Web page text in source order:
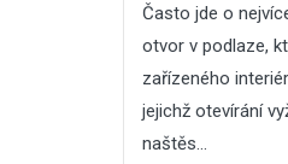
Často jde o
otvor v podlaze,
zařízeného
jejichž otevírání
naštěs...